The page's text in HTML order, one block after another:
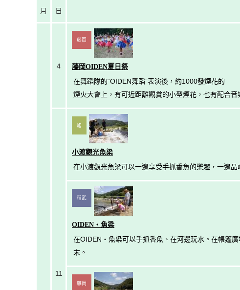
月 日
4
藤岡
藤岡OIDEN夏日祭
在舞蹈隊的“OIDEN舞蹈”表演後，約1000發煙花的
煙火大會上，有可近距離觀賞的小型煙花，也有配合
11
旭
小渡觀光魚梁
在小渡觀光魚梁可以一邊享受手抓香魚的樂趣，一邊
稻武
OIDEN・魚梁
在OIDEN・魚梁可以手抓香魚、在河邊玩水。在帳篷
末。
藤岡